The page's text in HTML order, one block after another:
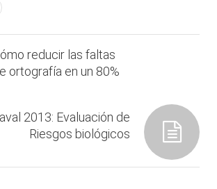
reducir las faltas
ortografía en un 80%
2013: Evaluación de
Riesgos biológicos